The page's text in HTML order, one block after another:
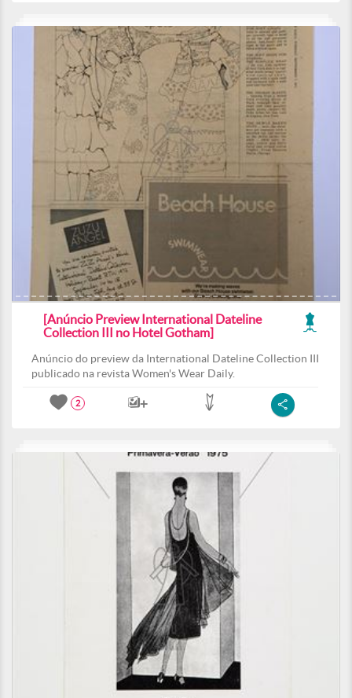
[Anúncio Preview International Dateline
Collection III no Hotel Gotham]
Anúncio do preview da International Dateline Collection III
publicado na revista Women's Wear Daily.
2